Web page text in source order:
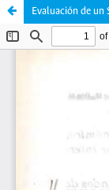
Evaluación de